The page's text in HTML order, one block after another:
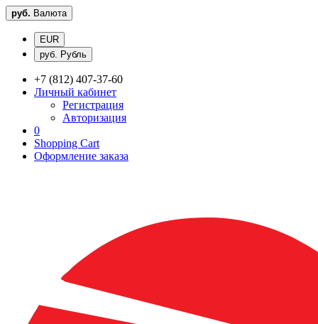
руб. Валюта
EUR
руб. Рубль
+7 (812) 407-37-60
Личный кабинет
Регистрация
Авторизация
0
Shopping Cart
Оформление заказа